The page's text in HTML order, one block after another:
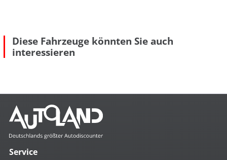
Mehr anzeigen
Komfort
3- Zonen Klimaautomatik
4x el. Fensterheber
Diese Fahrzeuge könnten Sie auch
interessieren
Service